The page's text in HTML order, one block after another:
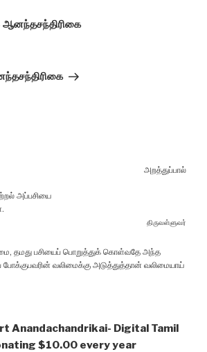
அறத்துப்பால்
அப்பசியை
திருவள்ளுவர்
தமது பசியைப் பொறுத்துக் கொள்வதே அந்த
போக்குபவரின் வலிமைக்கு அடுத்துத்தான் வலிமையாய்
Anandachandrikai- Digital Tamil
$10.00 every year